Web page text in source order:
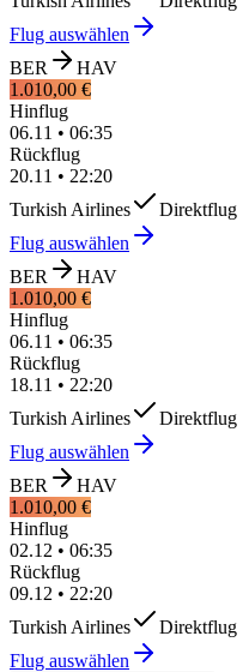
Flug auswählen
BER
HAV
1.010,00 €
Hinflug
06.11 • 06:35
Rückflug
20.11 • 22:20
Turkish Airlines
Direktflug
Flug auswählen
BER
HAV
1.010,00 €
Hinflug
06.11 • 06:35
Rückflug
18.11 • 22:20
Turkish Airlines
Direktflug
Flug auswählen
BER
HAV
1.010,00 €
Hinflug
02.12 • 06:35
Rückflug
09.12 • 22:20
Turkish Airlines
Direktflug
Flug auswählen